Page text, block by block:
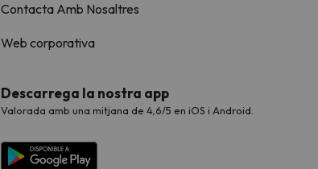
Contacta Amb Nosaltres
Web corporativa
Descarrega la nostra app
Valorada amb una mitjana de 4,6/5 en iOS i Android.